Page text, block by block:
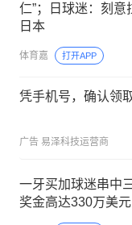
仁”；日球迷：刻意
日本
体育嘉 打开APP
凭手机号，确认领取
广告 易泽科技运营商
一牙买加球迷串中
奖金高达330万美元